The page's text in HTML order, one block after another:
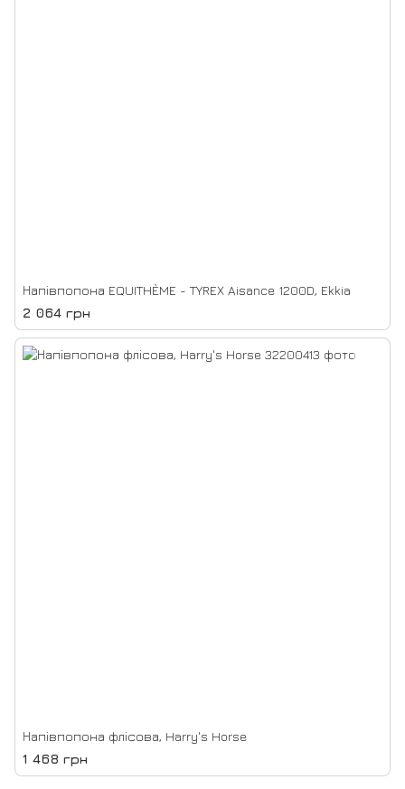
Напівпопона EQUITHÈME - TYREX Aisance 1200D, Ekkia
2 064 грн
Напівпопона флісова, Harry's Horse
1 468 грн